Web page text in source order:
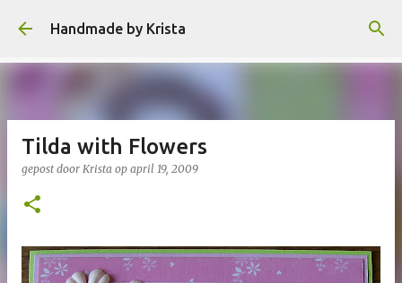
Doorgaan naar hoofdcontent
Handmade by Krista
Tilda with Flowers
gepost door Krista op april 19, 2009